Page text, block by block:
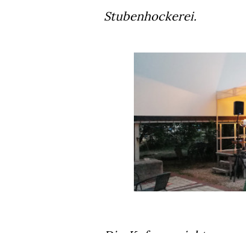
Stubenhockerei.